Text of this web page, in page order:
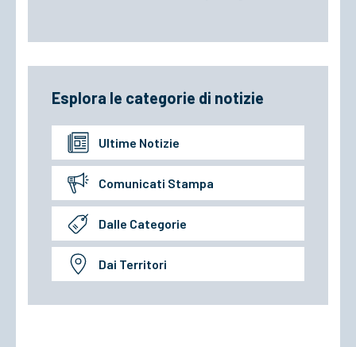
Esplora le categorie di notizie
Ultime Notizie
Comunicati Stampa
Dalle Categorie
Dai Territori